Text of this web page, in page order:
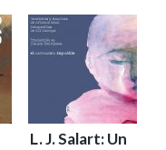
L. J. Salart: Un